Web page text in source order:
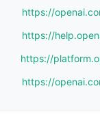
https://
https://
https://
https://